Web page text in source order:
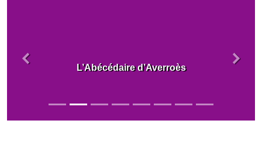
L’Abécédaire d’Averroès
Précédent